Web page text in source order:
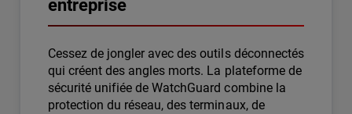
entreprise
Cessez de jongler avec des outils déconnectés
qui créent des angles morts. La plateforme de
sécurité unifiée de WatchGuard combine la
protection du réseau, des terminaux, de